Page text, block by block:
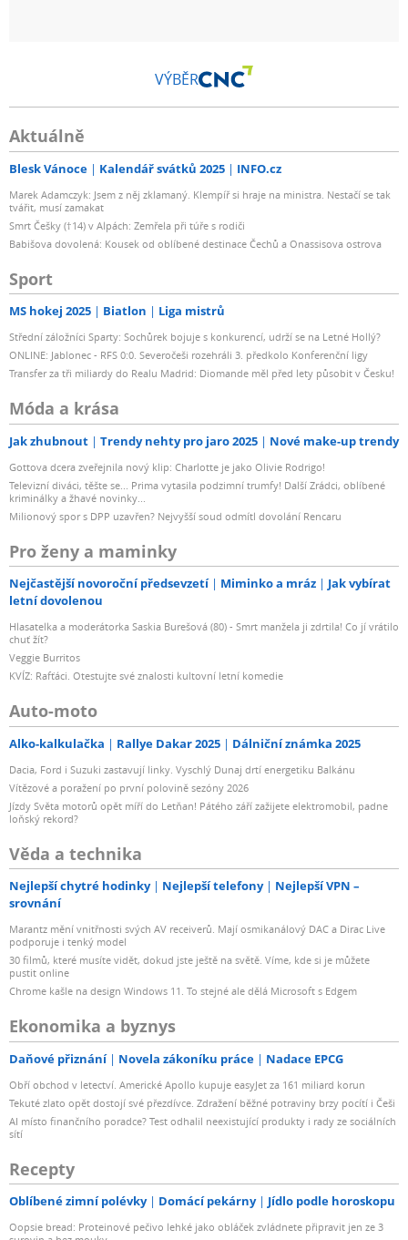
VÝBĚR
Aktuálně
Blesk Vánoce Kalendář svátků 2025 INFO.cz
Marek Adamczyk: Jsem z něj zklamaný. Klempíř si hraje na ministra. Nestačí se tak
tvářit, musí zamakat
Smrt Češky (†14) v Alpách: Zemřela při túře s rodiči
Babišova dovolená: Kousek od oblíbené destinace Čechů a Onassisova ostrova
Sport
MS hokej 2025 Biatlon Liga mistrů
Střední záložníci Sparty: Sochůrek bojuje s konkurencí, udrží se na Letné Hollý?
ONLINE: Jablonec - RFS 0:0. Severočeši rozehráli 3. předkolo Konferenční ligy
Transfer za tři miliardy do Realu Madrid: Diomande měl před lety působit v Česku!
Móda a krása
Jak zhubnout Trendy nehty pro jaro 2025 Nové make-up trendy
Gottova dcera zveřejnila nový klip: Charlotte je jako Olivie Rodrigo!
Televizní diváci, těšte se... Prima vytasila podzimní trumfy! Další Zrádci, oblíbené
kriminálky a žhavé novinky...
Milionový spor s DPP uzavřen? Nejvyšší soud odmítl dovolání Rencaru
Pro ženy a maminky
Nejčastější novoroční předsevzetí Miminko a mráz
Jak vybírat
letní dovolenou
Hlasatelka a moderátorka Saskia Burešová (80) - Smrt manžela ji zdrtila! Co jí vrátilo
chuť žít?
Veggie Burritos
KVÍZ: Rafťáci. Otestujte své znalosti kultovní letní komedie
Auto-moto
Alko-kalkulačka Rallye Dakar 2025 Dálniční známka 2025
Dacia, Ford i Suzuki zastavují linky. Vyschlý Dunaj drtí energetiku Balkánu
Vítězové a poražení po první polovině sezóny 2026
Jízdy Světa motorů opět míří do Letňan! Pátého září zažijete elektromobil, padne
loňský rekord?
Věda a technika
Nejlepší chytré hodinky Nejlepší telefony
Nejlepší VPN –
srovnání
Marantz mění vnitřnosti svých AV receiverů. Mají osmikanálový DAC a Dirac Live
podporuje i tenký model
30 filmů, které musíte vidět, dokud jste ještě na světě. Víme, kde si je můžete
pustit online
Chrome kašle na design Windows 11. To stejné ale dělá Microsoft s Edgem
Ekonomika a byznys
Daňové přiznání Novela zákoníku práce Nadace EPCG
Obří obchod v letectví. Americké Apollo kupuje easyJet za 161 miliard korun
Tekuté zlato opět dostojí své přezdívce. Zdražení běžné potraviny brzy pocítí i Češi
AI místo finančního poradce? Test odhalil neexistující produkty i rady ze sociálních
sítí
Recepty
Oblíbené zimní polévky Domácí pekárny Jídlo podle horoskopu
Oopsie bread: Proteinové pečivo lehké jako obláček zvládnete připravit jen ze 3